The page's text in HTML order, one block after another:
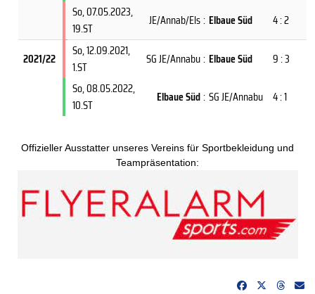
So, 07.05.2023,
19.ST
JE/Annab/Els: Elbaue Süd 4 : 2
2021/22 So, 12.09.2021,
1.ST
SG JE/Annabu: Elbaue Süd
9 : 3
So, 08.05.2022,
10.ST
Elbaue Süd: SG JE/Annabu 4 : 1
Offizieller Ausstatter unseres Vereins für Sportbekleidung und
Teampräsentation: